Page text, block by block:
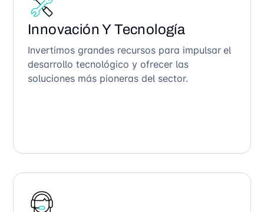
Innovación Y Tecnología
Invertimos grandes recursos para impulsar el
desarrollo tecnológico y ofrecer las
soluciones más pioneras del sector.